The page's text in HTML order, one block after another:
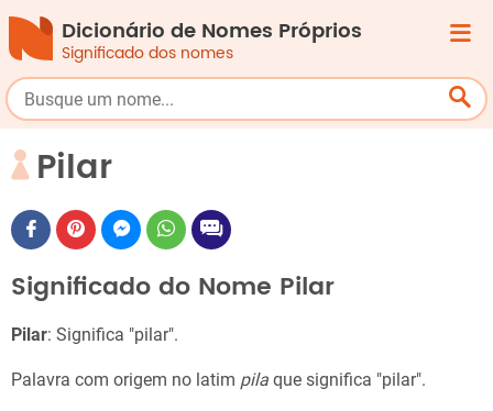
Dicionário de Nomes Próprios
Significado dos nomes
Pilar
Significado do Nome Pilar
Pilar: Significa "pilar".
Palavra com origem no latim pila que significa "pilar".